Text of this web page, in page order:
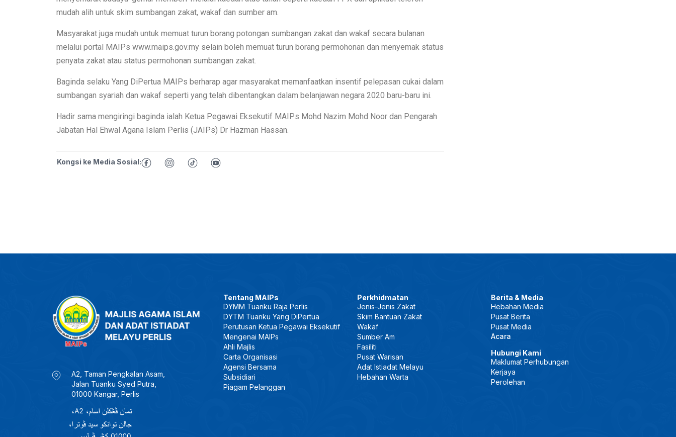
mudah alih untuk skim sumbangan zakat, wakaf dan sumber am.
Masyarakat juga mudah untuk memuat turun borang potongan sumbangan zakat dan wakaf secara bulanan
melalui portal MAIPs www.maips.gov.my selain boleh memuat turun borang permohonan dan menyemak status
penyata zakat atau status permohonan sumbangan zakat.
Baginda selaku Yang DiPertua MAIPs berharap agar masyarakat memanfaatkan insentif pelepasan cukai dalam
sumbangan syariah dan wakaf seperti yang telah dibentangkan dalam belanjawan negara 2020 baru-baru ini.
Hadir sama mengiringi baginda ialah Ketua Pegawai Eksekutif MAIPs Mohd Nazim Mohd Noor dan Pengarah
Jabatan Hal Ehwal Agana Islam Perlis (JAIPs) Dr Hazman Hassan.
Kongsi ke Media Sosial:
A2, Taman Pengkalan Asam,
Jalan Tuanku Syed Putra,
01000 Kangar, Perlis
Tentang MAIPs
DYMM Tuanku Raja Perlis
DYTM Tuanku Yang DiPertua
Perutusan Ketua Pegawai Eksekutif
Mengenai MAIPs
Ahli Majlis
Carta Organisasi
Agensi Bersama
Subsidiari
Piagam Pelanggan
Perkhidmatan
Jenis-Jenis Zakat
Skim Bantuan Zakat
Wakaf
Sumber Am
Fasiliti
Pusat Warisan
Adat Istiadat Melayu
Hebahan Warta
Berita & Media
Hebahan Media
Pusat Berita
Pusat Media
Acara
Hubungi Kami
Maklumat Perhubungan
Kerjaya
Perolehan